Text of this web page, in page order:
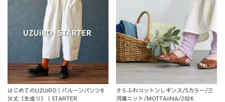
はじめてのUZUiRO｜バルーンパンツ8
分丈（生成り）｜STARTER
さらふわコットンレギンス/5カラー/三
河産ニット/MOTTAiiNA/2026